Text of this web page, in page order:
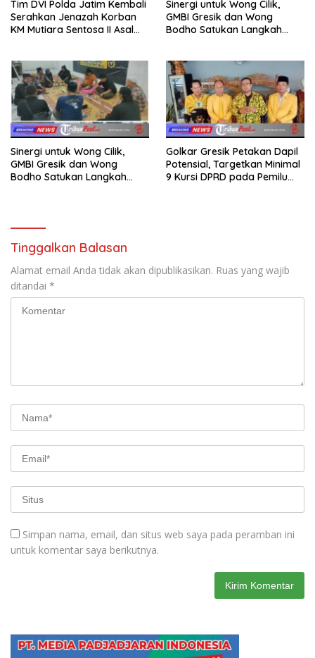
Tim DVI Polda Jatim Kembali
Serahkan Jenazah Korban
KM Mutiara Sentosa II Asal
Sinergi untuk Wong Cilik,
GMBI Gresik dan Wong
Bodho Satukan Langkah
Sinergi untuk Wong Cilik,
GMBI Gresik dan Wong
Bodho Satukan Langkah
Golkar Gresik Petakan Dapil
Potensial, Targetkan Minimal
9 Kursi DPRD pada Pemilu
Tinggalkan Balasan
Alamat email Anda tidak akan dipublikasikan. Ruas yang wajib
ditandai *
Simpan nama, email, dan situs web saya pada peramban ini
untuk komentar saya berikutnya.